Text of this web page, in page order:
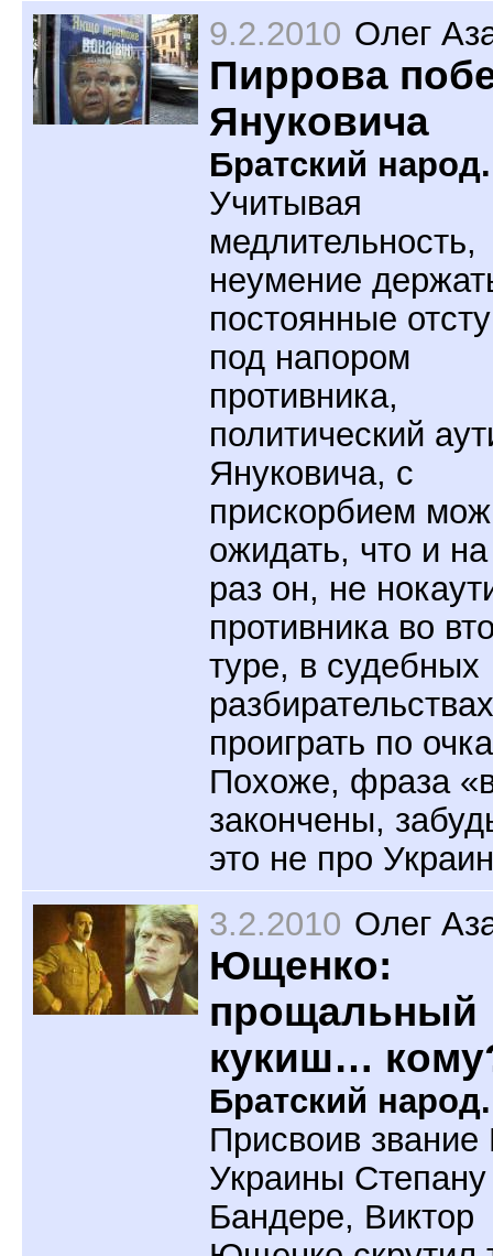
9.2.2010 Олег
Пиррова
Януковича
Братский народ.
Учитывая
медлительность,
неумение
постоянные
под напором
противника,
политический
Януковича, с
прискорбием
ожидать, что и
раз он, не
противника во
туре, в судебных
проиграть по
Похоже, фраза
закончены,
это не про
3.2.2010 Олег
Ющенко:
прощальный
кукиш…
Братский народ.
Присвоив звание
Украины Степану
Бандере, Виктор